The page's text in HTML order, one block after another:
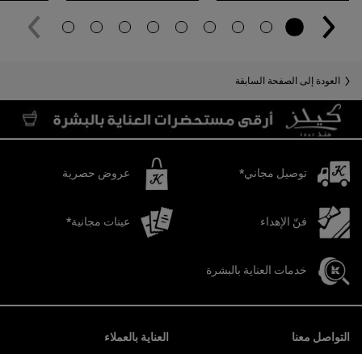
العودة إلى الصفحة السابقة
توصيل مجاني* عروض حصرية
فنّ الإهداء عينات مجانية*
خدمات العناية بالبشرة
التواصل معنا العناية بالعملاء